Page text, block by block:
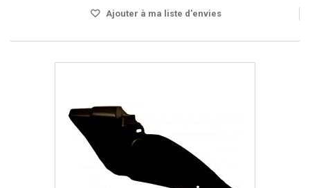
Ajouter à ma liste d'envies